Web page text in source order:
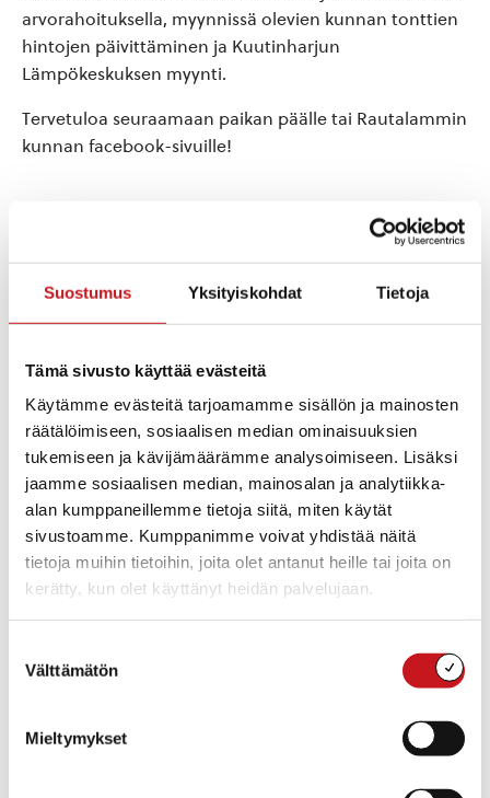
Suostumus Yksityiskohdat Tietoja
Tämä sivusto käyttää evästeitä
Käytämme evästeitä tarjoamamme sisällön ja mainosten
räätälöimiseen, sosiaalisen median ominaisuuksien
tukemiseen ja kävijämäärämme analysoimiseen. Lisäksi
jaamme sosiaalisen median, mainosalan ja analytiikka-
alan kumppaneillemme tietoja siitä, miten käytät
sivustoamme. Kumppanimme voivat yhdistää näitä
tietoja muihin tietoihin, joita olet antanut heille tai joita on
kerätty, kun olet käyttänyt heidän palvelujaan.
valinta
Välttämätön
Mieltymykset
arvorahoituksella, myynnissä olevien kunnan tonttien
hintojen päivittäminen ja Kuutinharjun
Lämpökeskuksen myynti.
Tervetuloa seuraamaan paikan päälle tai Rautalammin
kunnan facebook-sivuille!
Päivämäärä:
Aika:
Tapahtumaluokka:
Kokous
Rautalammin kunta